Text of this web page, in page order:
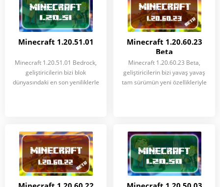
Minecraft 1.20.51.01
Minecraft 1.20.51.01 Bedrock,
geliştiricilerin bizi blok
dünyasındaki en son yeniliklerle
Minecraft 1.20.60.23
Beta
Minecraft 1.20.60.23 Beta,
geliştiricilerin bizi yavaş yavaş
tam sürümün yeni özellikleriyle